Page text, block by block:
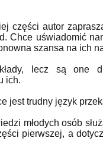
części autor
Chce uświadomić
szansa na ich
lecz są one
ich.
jest trudny język
młodych osób
pierwszej, a